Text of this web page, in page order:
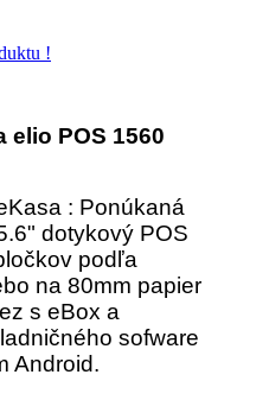
!
elio POS 1560
: Ponúkaná
dotykový POS
podľa
na 80mm papier
s eBox a
sofware
Android.